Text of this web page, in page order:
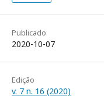
Publicado
2020-10-07
Edição
v. 7 n. 16 (2020)